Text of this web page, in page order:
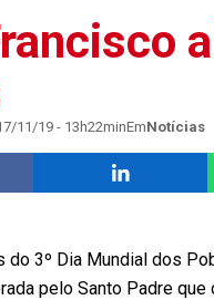
11/19 - 13h22minEmNotícias
do 3º Dia Mundial dos
pelo Santo Padre